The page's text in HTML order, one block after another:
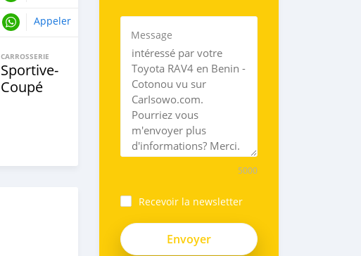
Appeler
CARROSSERIE
Sportive‒
Coupé
Message
5000
Recevoir la newsletter